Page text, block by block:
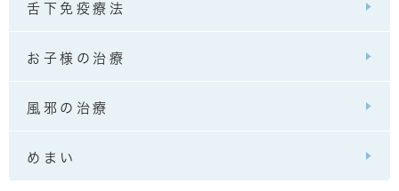
舌下免疫療法
お子様の治療
風邪の治療
めまい